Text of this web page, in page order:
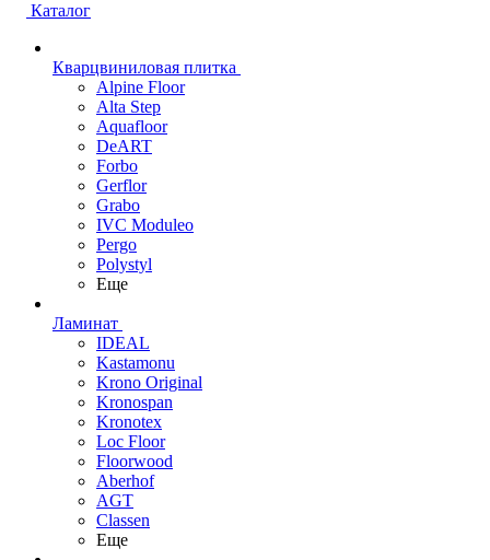
Каталог
Кварцвиниловая плитка
Alpine Floor
Alta Step
Aquafloor
DeART
Forbo
Gerflor
Grabo
IVC Moduleo
Pergo
Polystyl
Еще
Ламинат
IDEAL
Kastamonu
Krono Original
Kronospan
Kronotex
Loc Floor
Floorwood
Aberhof
AGT
Classen
Еще